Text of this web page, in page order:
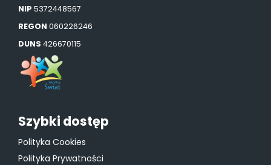
NIP 5372448567
REGON 060226246
DUNS 426670115
Szybki dostęp
Polityka Cookies
Polityka Prywatności